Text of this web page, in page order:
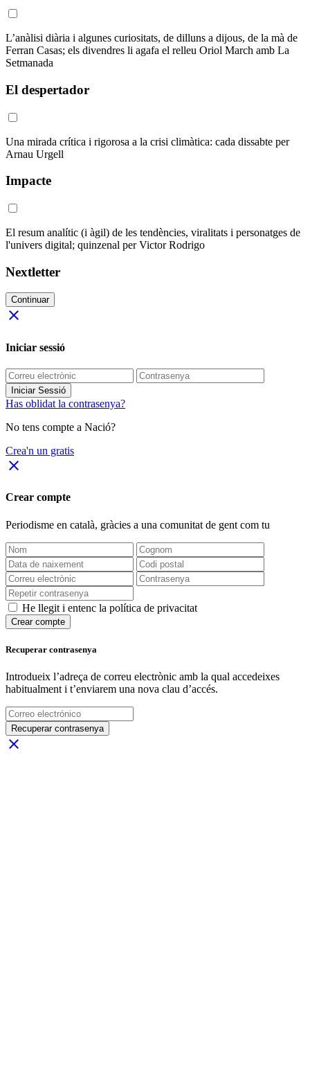
L’anàlisi diària i algunes curiositats, de dilluns a dijous, de la mà de
Ferran Casas; els divendres li agafa el relleu Oriol March amb La
Setmanada
El despertador
Una mirada crítica i rigorosa a la crisi climàtica: cada dissabte per
Arnau Urgell
Impacte
El resum analític (i àgil) de les tendències, viralitats i personatges de
l'univers digital; quinzenal per Victor Rodrigo
Nextletter
Continuar
close
Iniciar sessió
Iniciar Sessió
Has oblidat la contrasenya?
No tens compte a Nació?
Crea'n un gratis
close
Crear compte
Periodisme en català, gràcies a una comunitat de gent com tu
He llegit i entenc la política de privacitat
Crear compte
Recuperar contrasenya
Introdueix l’adreça de correu electrònic amb la qual accedeixes
habitualment i t’enviarem una nova clau d’accés.
Recuperar contrasenya
close